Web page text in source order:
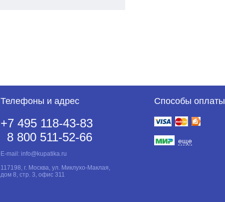
Телефоны и адрес
+7 495 118-43-83
8 800 511-52-66
E-mail: info@kupatika.ru
117198, г. Москва, ул. Миклухо-Маклая,
дом 8, стр. 3, офис 311
Способы оплаты
еще